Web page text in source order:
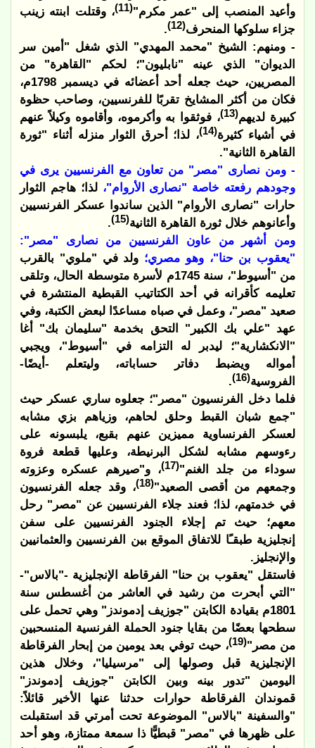
وأعيد المنصب إلى "عمر مكرم"(11)
، وقتلت ابنته زينب
جزاء سلوكها المنحرف(12)
.
- ومنهم: الشيخ "محمد المهدي" الذي شغل "أمين سر
الديوان" الذي عينه "نابليون"؛ لحكم "القاهرة" من
المصريين، حيث جعله أحد أعضائه في ديسمبر 1798م،
فكان من أكثر المشايخ تقربًا للفرنسيين، وصاحب حظوة
كبيرة لديهم(13)
، فوثقوا به وأكرموه، وأقاموه وكيلاً عنهم
في أشياء كثيرة(14)
، لذا؛ أحرق الثوار منزله أثناء "ثورة
القاهرة الثانية".
- ومن نصارى "مصر" من تعاون مع الفرنسيين يرى في
وجودهم رفعته خاصة "نصارى الأروام"، لذا؛ هاجم الثوار
حارات "نصارى الأروام" الذين ساندوا عسكر الفرنسيين
وأعانوهم خلال ثورة القاهرة الثانية(15)
.
ومن أشهر من عاون الفرنسيين من نصارى "مصر":
"يعقوب بن حنا"، وهو مصري؛ ولد في "ملوي" بالقرب
من "أسيوط"، سنة 1745م لأسرة متوسطة الحال، وتلقى
تعليمه كأقرانه في أحد الكتاتيب القبطية المنتشرة في
صعيد "مصر"، وعمل في صباه مساعدًا لبعض الكتبة، وفي
عهد "علي بك الكبير" التحق بخدمة "سليمان بك" أغا
"الانكشارية"؛ ليدبر له التزامه في "أسيوط"، ويجبي
أمواله ويضبط دفاتر حساباته، وليتعلم -أيضًا-
الفروسية(16)
.
فلما دخل الفرنسيون "مصر"؛ جعلوه ساري عسكر حيث
"جمع شبان القبط وحلق لحاهم، وزياهم بزي مشابه
لعسكر الفرنساوية مميزين عنهم بقبع، يلبسونه على
رءوسهم مشابه لشكل البرنيطة، وعليها قطعة فروة
سوداء من جلد الغنم"(17)
، و"صيرهم عسكره وعزوته
وجمعهم من أقصى الصعيد"(18)
، وقد جعله الفرنسيون
في خدمتهم، لذا؛ فعند جلاء الفرنسيين عن "مصر" رحل
معهم؛ حيث تم إجلاء الجنود الفرنسيين على سفن
إنجليزية طبقـًا للاتفاق الموقع بين الفرنسيين والعثمانيين
والإنجليز.
فاستقل "يعقوب بن حنا" الفرقاطة الإنجليزية -"بالاس"-
"التي أبحرت من رشيد في العاشر من أغسطس سنة
1801م بقيادة الكابتن "جوزيف إدموندز" وهي تحمل على
سطحها بعضًا من بقايا جنود الحملة الفرنسية المنسحبين
من مصر"(19)
، حيث توفي بعد يومين من إبحار الفرقاطة
الإنجليزية قبل وصولها إلى "مرسيليا"، وخلال هذين
اليومين "تدور بينه وبين الكابتن "جوزيف إدموندز"
قموندان الفرقاطة حوارات حدثنا عنها الأخير قائلاً:
"والسفينة "بالاس" الموضوعة تحت أمرتي قد استقبلت
على ظهرها في "مصر" قبطيًّا ذا سمعة ممتازة، وهو أحد